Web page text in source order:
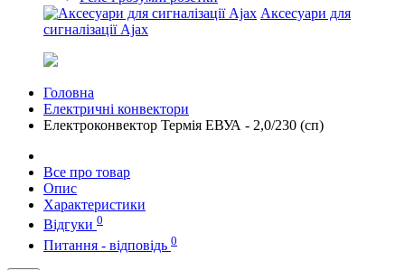
Аксесуари для
сигналізації Ajax
Головна
Електричні конвектори
Електроконвектор Термія ЕВУА - 2,0/230 (сп)
Все про товар
Опис
Характеристики
Відгуки 0
Питання - відповідь 0